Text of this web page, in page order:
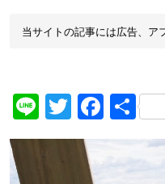
当サイトの記事には広告、ア
LineTwitter共
有